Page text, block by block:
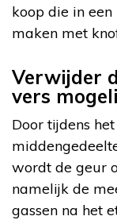
koop die in
maken met
Verwijder
vers
Door tijdens
wordt de geur
namelijk de
gassen na het